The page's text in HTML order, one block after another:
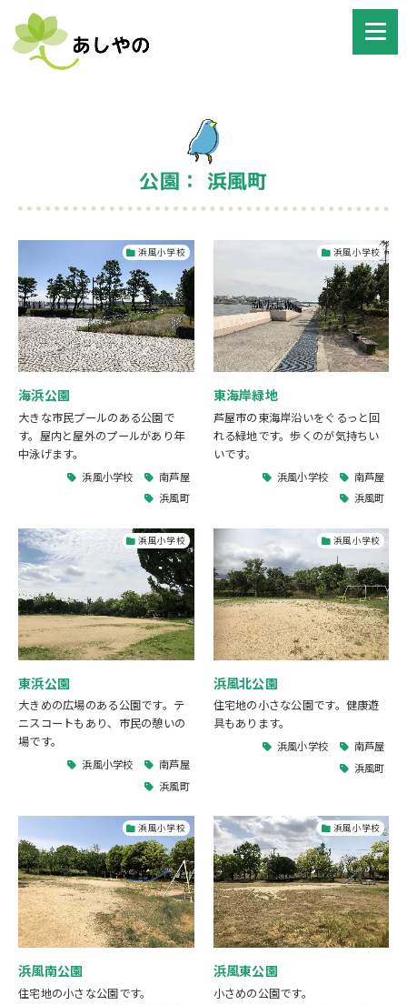
公園： 浜風町
浜風小学校
海浜公園
大きな市民プールのある公園で
す。屋内と屋外のプールがあり年
中泳げます。
浜風小学校
南芦屋
浜風町
浜風小学校
東海岸緑地
芦屋市の東海岸沿いをぐるっと回
れる緑地です。歩くのが気持ちい
いです。
浜風小学校
南芦屋
浜風町
浜風小学校
東浜公園
大きめの広場のある公園です。テ
ニスコートもあり、市民の憩いの
場です。
浜風小学校
南芦屋
浜風町
浜風小学校
浜風北公園
住宅地の小さな公園です。健康遊
具もあります。
浜風小学校
南芦屋
浜風町
浜風小学校
浜風南公園
住宅地の小さな公園です。
浜風小学校
浜風東公園
小さめの公園です。